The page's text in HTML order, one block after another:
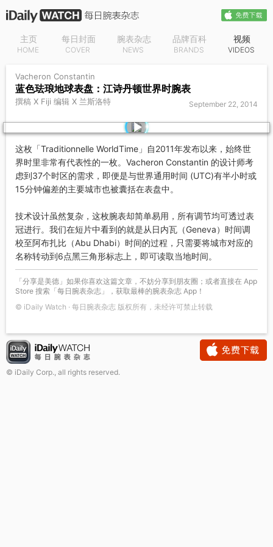
主页
HOME
每日封面
COVER
腕表杂志
NEWS
品牌百科
BRANDS
视频
VIDEOS
Vacheron Constantin
蓝色珐琅地球表盘：江诗丹顿世界时腕表
September 22, 2014
撰稿 X Fiji 编辑 X 兰斯洛特
这枚「Traditionnelle WorldTime」自2011年发布以来，始终世
界时里非常有代表性的一枚。Vacheron Constantin 的设计师考
虑到37个时区的需求，即便是与世界通用时间 (UTC)有半小时或
15分钟偏差的主要城市也被囊括在表盘中。
技术设计虽然复杂，这枚腕表却简单易用，所有调节均可透过表
冠进行。我们在短片中看到的就是从日内瓦（Geneva）时间调
校至阿布扎比（Abu Dhabi）时间的过程，只需要将城市对应的
名称转动到6点黑三角形标志上，即可读取当地时间。
「分享是美德」如果你喜欢这篇文章，不妨分享到朋友圈；或者直接在 App
Store 搜索「每日腕表杂志」，获取最棒的腕表杂志 App！
© iDaily Watch · 每日腕表杂志 版权所有，未经许可禁止转载
© iDaily Corp., all rights reserved.